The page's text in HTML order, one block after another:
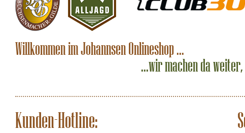
Willkommen im Johannsen Onlineshop ...
...wir machen da
Kunden-Hotline: